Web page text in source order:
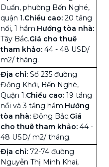
Duẩn, phường Bến Nghé,
quận 1.Chiều cao: 20 tầng
nổi, 1 hầm.Hướng tòa nhà:
Tây Bắc.Giá cho thuê
tham khảo: 44 - 48 USD/
m2/ tháng.
Địa chỉ: Số 235 đường
Đồng Khởi, Bến Nghé,
Quận 1.Chiều cao: 19 tầng
nổi và 3 tầng hầm.Hướng
tòa nhà: Đông Bắc.Giá
cho thuê tham khảo: 44 -
48 USD/ m2/ tháng.
Địa chỉ: 72-74 đường
Nguyễn Thị Minh Khai,